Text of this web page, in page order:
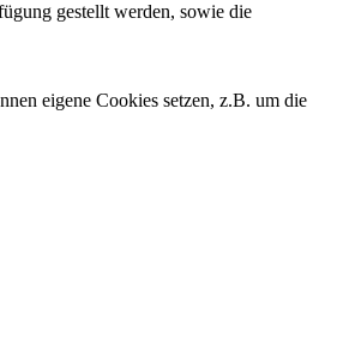
gestellt werden, sowie die
eigene Cookies setzen, z.B. um die